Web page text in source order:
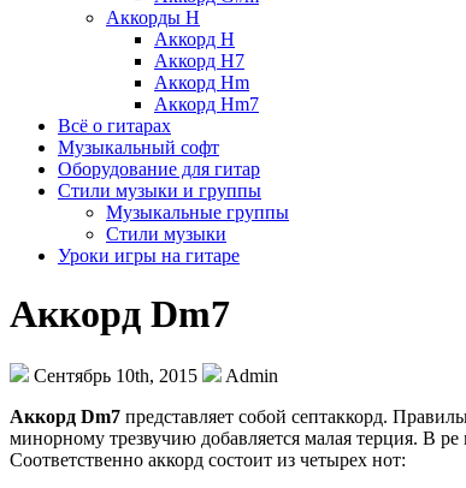
Аккорды H
Аккорд H
Аккорд H7
Аккорд Hm
Аккорд Hm7
Всё о гитарах
Музыкальный софт
Оборудование для гитар
Стили музыки и группы
Музыкальные группы
Стили музыки
Уроки игры на гитаре
Аккорд Dm7
Сентябрь 10th, 2015
Admin
Аккорд Dm7 представляет собой септаккорд.
минорному трезвучию добавляется малая терция. В
Соответственно аккорд состоит из четырех нот: